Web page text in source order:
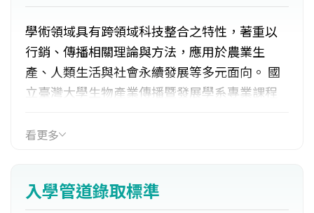
學術領域具有跨領域科技整合之特性，著重以
行銷、傳播相關理論與方法，應用於農業生
產、人類生活與社會永續發展等多元面向。 國
立臺灣大學生物產業傳播暨發展學系專業課程
脈動，訓練學生具備生農產業認知與視野外，
提高生產者的效能並滿足消費者的需求。
看更多
入學管道錄取標準